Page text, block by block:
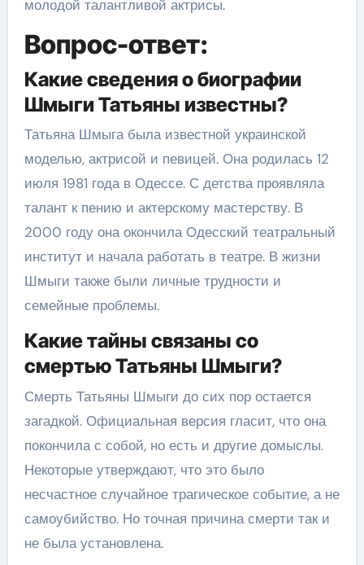
молодой талантливой актрисы.
Вопрос-ответ:
Какие сведения о биографии
Шмыги Татьяны известны?
Татьяна Шмыга была известной украинской
моделью, актрисой и певицей. Она родилась 12
июля 1981 года в Одессе. С детства проявляла
талант к пению и актерскому мастерству. В
2000 году она окончила Одесский театральный
институт и начала работать в театре. В жизни
Шмыги также были личные трудности и
семейные проблемы.
Какие тайны связаны со
смертью Татьяны Шмыги?
Смерть Татьяны Шмыги до сих пор остается
загадкой. Официальная версия гласит, что она
покончила с собой, но есть и другие домыслы.
Некоторые утверждают, что это было
несчастное случайное трагическое событие, а не
самоубийство. Но точная причина смерти так и
не была установлена.